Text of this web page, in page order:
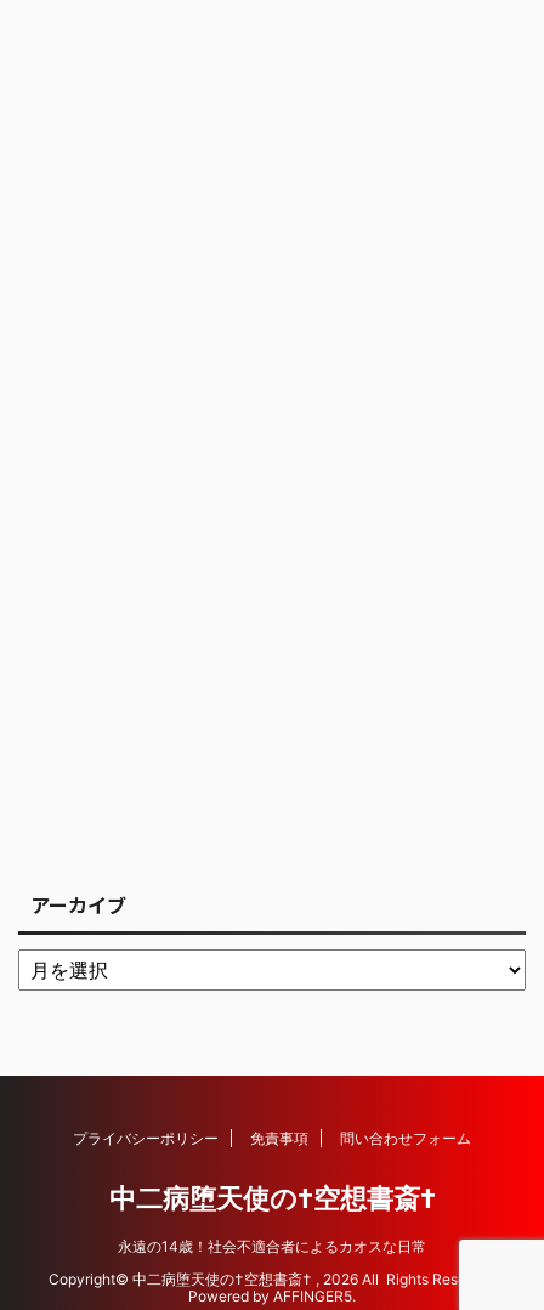
アーカイブ
プライバシーポリシー 免責事項 問い合わせフォーム
中二病堕天使の†空想書斎†
永遠の14歳！社会不適合者によるカオスな日常
Copyright© 中二病堕天使の†空想書斎† , 2026 All Rights Reserved
Powered by AFFINGER5.